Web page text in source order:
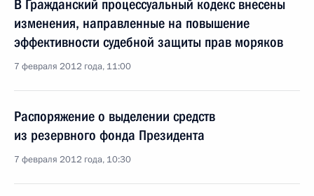
В Гражданский процессуальный кодекс внесены
изменения, направленные на повышение
эффективности судебной защиты прав моряков
7 февраля 2012 года, 11:00
Распоряжение о выделении средств
из резервного фонда Президента
7 февраля 2012 года, 10:30